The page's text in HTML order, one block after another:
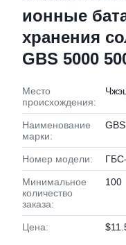
ионные
хранения
GBS 5000
Место
происхождения:
Наименование
марки:
GBS
Номер модели:
Минимальное
количество
заказа:
100
Цена: